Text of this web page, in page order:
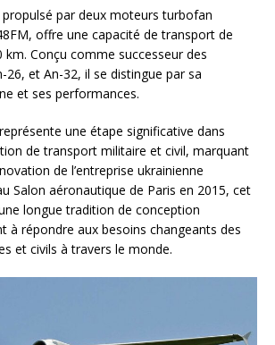
propulsé par deux moteurs turbofan
offre une capacité de transport de
km. Conçu comme successeur des
26, et An-32, il se distingue par sa
et ses performances.
une étape significative dans
de transport militaire et civil, marquant
de l’entreprise ukrainienne
Salon aéronautique de Paris en 2015, cet
longue tradition de conception
à répondre aux besoins changeants des
et civils à travers le monde.